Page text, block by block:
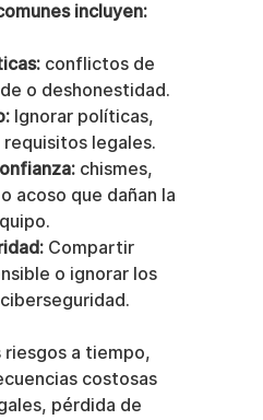
incluyen:
conflictos de
o deshonestidad.
Ignorar políticas,
legales.
chismes,
acoso que dañan la
Compartir
o ignorar los
a tiempo,
costosas
pérdida de